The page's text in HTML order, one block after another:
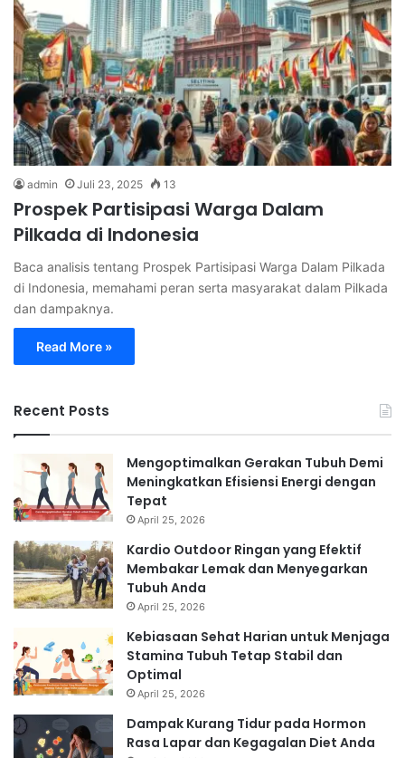
admin Juli 23, 2025 13
Prospek Partisipasi Warga Dalam
Pilkada di Indonesia
Baca analisis tentang Prospek Partisipasi Warga Dalam Pilkada
di Indonesia, memahami peran serta masyarakat dalam Pilkada
dan dampaknya.
Read More »
Recent Posts
Mengoptimalkan Gerakan Tubuh Demi
Meningkatkan Efisiensi Energi dengan
Tepat
April 25, 2026
Kardio Outdoor Ringan yang Efektif
Membakar Lemak dan Menyegarkan
Tubuh Anda
April 25, 2026
Kebiasaan Sehat Harian untuk Menjaga
Stamina Tubuh Tetap Stabil dan
Optimal
April 25, 2026
Dampak Kurang Tidur pada Hormon
Rasa Lapar dan Kegagalan Diet Anda